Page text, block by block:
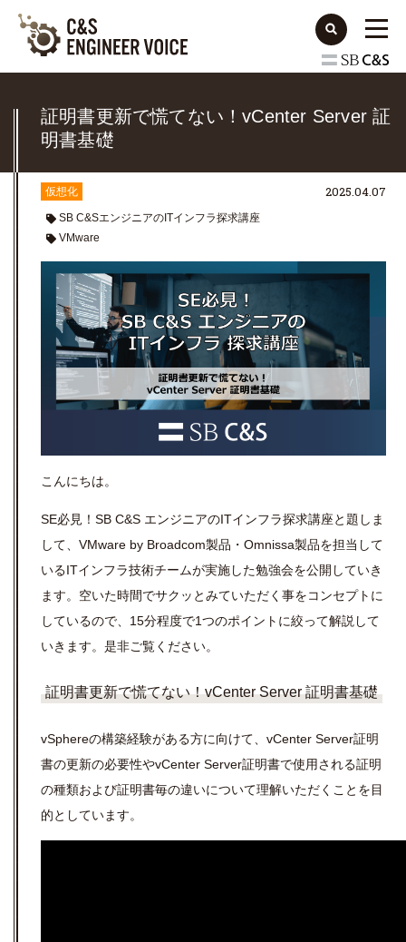
証明書更新で慌てない！vCenter Server 証
明書基礎
仮想化
SB C&SエンジニアのITインフラ探求講座
VMware
2025.04.07
こんにちは。
SE必見！SB C&S エンジニアのITインフラ探求講座と題しま
して、VMware by Broadcom製品・Omnissa製品を担当して
いるITインフラ技術チームが実施した勉強会を公開していき
ます。空いた時間でサクッとみていただく事をコンセプトに
しているので、15分程度で1つのポイントに絞って解説して
いきます。是非ご覧ください。
証明書更新で慌てない！vCenter Server 証明書基礎
vSphereの構築経験がある方に向けて、vCenter Server証明
書の更新の必要性やvCenter Server証明書で使用される証明
の種類および証明書毎の違いについて理解いただくことを目
的としています。